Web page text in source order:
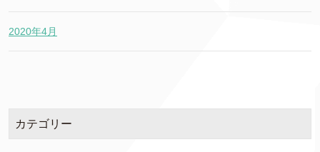
2020年4月
カテゴリー